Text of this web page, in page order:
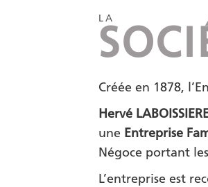
LA
Créée en 1878,
Hervé
une Entreprise
Négoce portant
L’entreprise est